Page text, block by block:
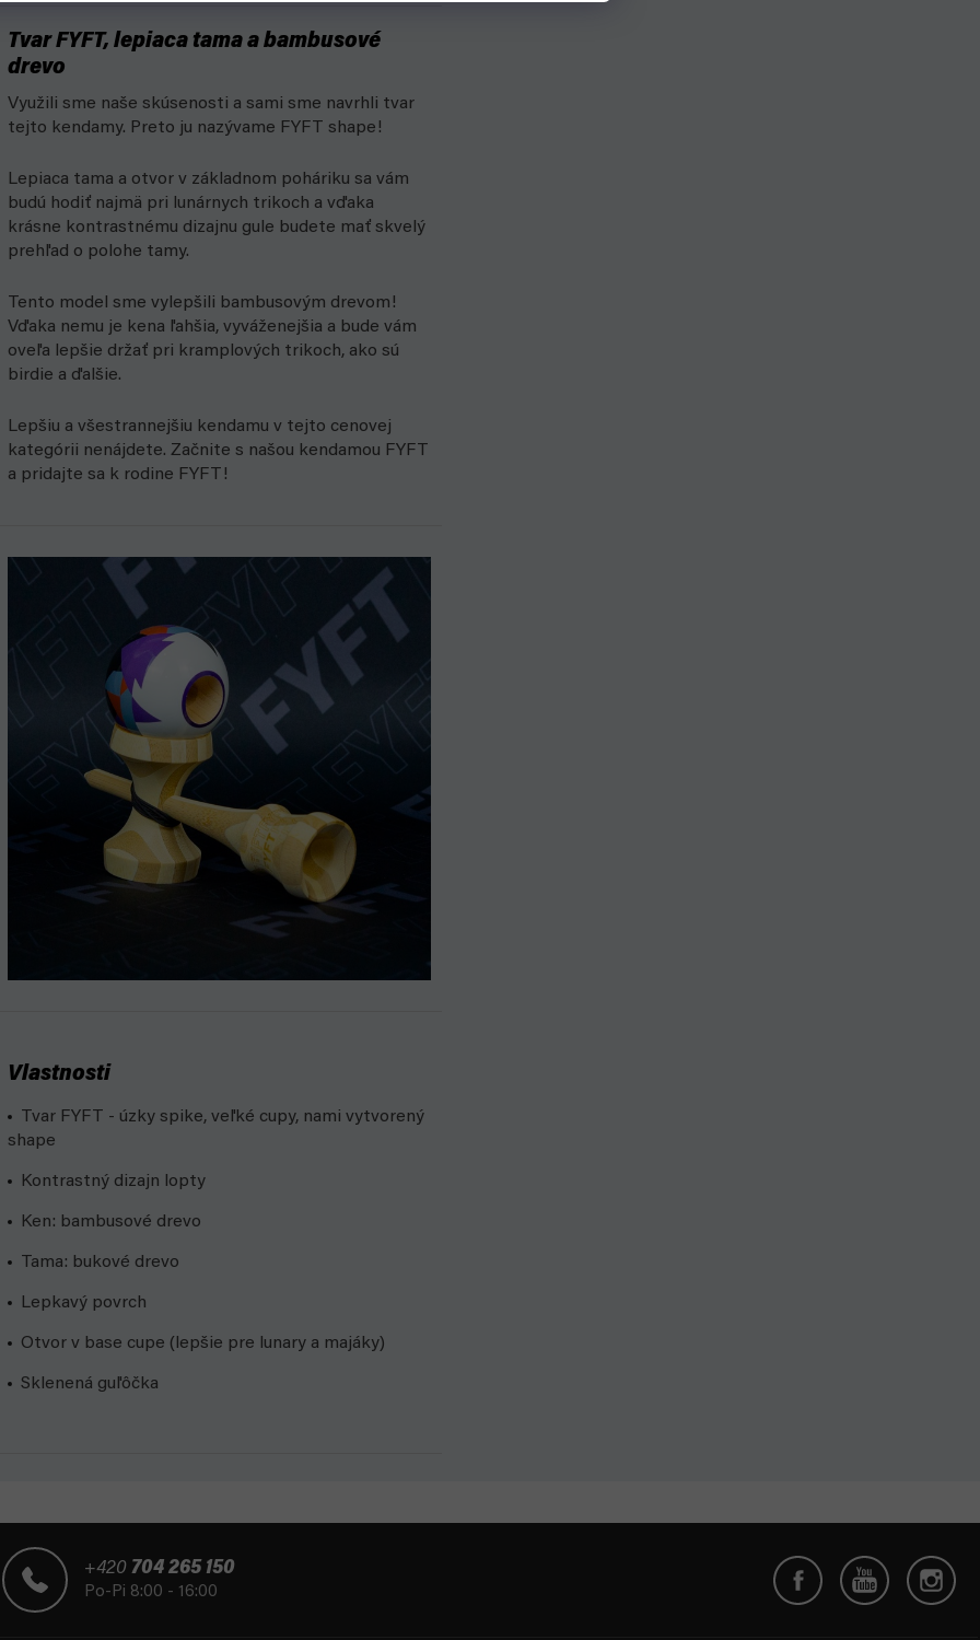
Tvar FYFT, lepiaca tama a bambusové
drevo
Využili sme naše skúsenosti a sami sme navrhli tvar
tejto kendamy. Preto ju nazývame FYFT shape!
Lepiaca tama a otvor v základnom poháriku sa vám
budú hodiť najmä pri lunárnych trikoch a vďaka
krásne kontrastnému dizajnu gule budete mať skvelý
prehľad o polohe tamy.
Tento model sme vylepšili bambusovým drevom!
Vďaka nemu je kena ľahšia, vyváženejšia a bude vám
oveľa lepšie držať pri kramplových trikoch, ako sú
birdie a ďalšie.
Lepšiu a všestrannejšiu kendamu v tejto cenovej
kategórii nenájdete. Začnite s našou kendamou FYFT
a pridajte sa k rodine FYFT!
Vlastnosti
Tvar FYFT - úzky spike, veľké cupy, nami vytvorený
shape
Kontrastný dizajn lopty
Ken: bambusové drevo
Tama: bukové drevo
Lepkavý povrch
Otvor v base cupe (lepšie pre lunary a majáky)
Sklenená guľôčka
+420 704 265 150
Po-Pi 8:00 - 16:00